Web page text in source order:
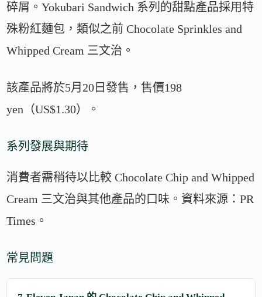
碎屑。Yokubari Sandwich 系列的甜點產品採用特
殊粉紅麵包，類似之前 Chocolate Sprinkles and
Whipped Cream 三文治。
該產品將於5月20日發售，售價198
yen（US$1.30）。
系列發展與期待
消費者需稍待以比較 Chocolate Chip and Whipped
Cream 三文治與其他產品的口味。資料來源：PR
Times。
常見問題